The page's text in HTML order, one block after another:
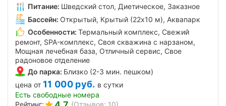
Питание: Шведский стол, Диетическое, Заказное
Бассейн: Открытый, Крытый (22х10 м), Аквапарк
Особенности: Термальный комплекс, Свежий
ремонт, SPA-комплекс, Своя скважина с нарзаном,
Мощная лечебная база, Отличный сервис, Свое
радоновое отделение
До парка: Близко (2-3 мин. пешком)
цена от 11 000 руб. в сутки
Есть свободные номера